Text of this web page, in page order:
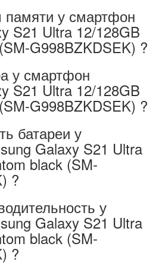
памяти у смартфон
S21 Ultra 12/128GB
G998BZKDSEK) ?
у смартфон
S21 Ultra 12/128GB
G998BZKDSEK) ?
батареи у
Galaxy S21 Ultra
black (SM-
?
у
Galaxy S21 Ultra
black (SM-
?